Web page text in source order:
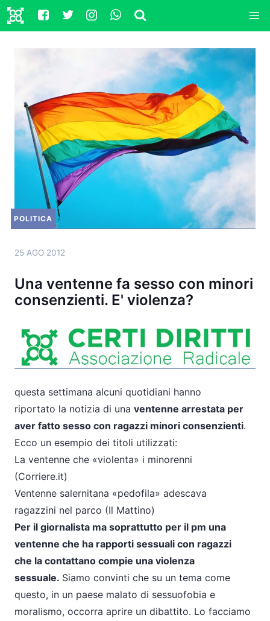
POLITICA
25 AGO 2012
Una ventenne fa sesso con minori
consenzienti. E' violenza?
questa settimana alcuni quotidiani hanno
riportato la notizia di una ventenne arrestata per
aver fatto sesso con ragazzi minori consenzienti.
Ecco un esempio dei titoli utilizzati:
La ventenne che «violenta» i minorenni
(Corriere.it)
Ventenne salernitana «pedofila» adescava
ragazzini nel parco (Il Mattino)
Per il giornalista ma soprattutto per il pm una
ventenne che ha rapporti sessuali con ragazzi
che la contattano compie una violenza
sessuale. Siamo convinti che su un tema come
questo, in un paese malato di sessuofobia e
moralismo, occorra aprire un dibattito. Lo facciamo